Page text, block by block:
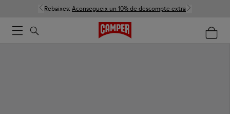
Rebaixes: Aconsegueix un 10% de descompte extra